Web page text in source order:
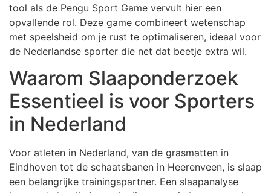
tool als de Pengu Sport Game vervult hier een
opvallende rol. Deze game combineert wetenschap
met speelsheid om je rust te optimaliseren, ideaal voor
de Nederlandse sporter die net dat beetje extra wil.
Waarom Slaaponderzoek
Essentieel is voor Sporters
in Nederland
Voor atleten in Nederland, van de grasmatten in
Eindhoven tot de schaatsbanen in Heerenveen, is slaap
een belangrijke trainingspartner. Een slaapanalyse